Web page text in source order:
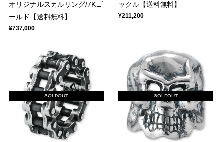
オリジナルスカルリング/7Kゴ
ールド【送料無料】
¥737,000
ックル【送料無料】
¥211,200
SOLDOUT SOLDOUT